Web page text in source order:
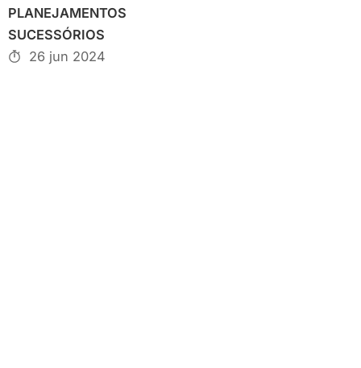
PLANEJAMENTOS
SUCESSÓRIOS
26 jun 2024